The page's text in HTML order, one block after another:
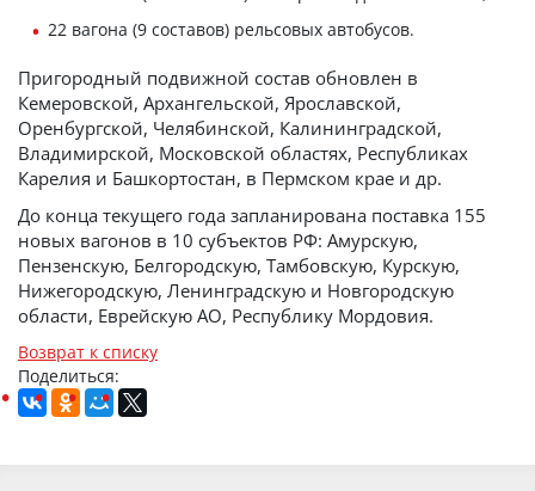
22 вагона (9 составов) рельсовых автобусов.
Пригородный подвижной состав обновлен в
Кемеровской, Архангельской, Ярославской,
Оренбургской, Челябинской, Калининградской,
Владимирской, Московской областях, Республиках
Карелия и Башкортостан, в Пермском крае и др.
До конца текущего года запланирована поставка 155
новых вагонов в 10 субъектов РФ: Амурскую,
Пензенскую, Белгородскую, Тамбовскую, Курскую,
Нижегородскую, Ленинградскую и Новгородскую
области, Еврейскую АО, Республику Мордовия.
Возврат к списку
Поделиться: